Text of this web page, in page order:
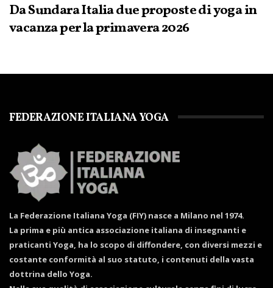
Da Sundara Italia due proposte di yoga in
vacanza per la primavera 2026
FEDERAZIONE ITALIANA YOGA
La Federazione Italiana Yoga (FIY) nasce a Milano nel 1974.
La prima e più antica associazione italiana di insegnanti e
praticanti Yoga, ha lo scopo di diffondere, con diversi mezzi e
costante conformità al suo statuto, i contenuti della vasta
dottrina dello Yoga.